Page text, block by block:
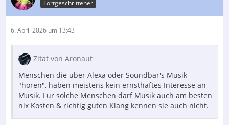
Fortgeschrittener
6. April 2026 um 13:43
Zitat von Aronaut
Menschen die über Alexa oder Soundbar's Musik
"hören", haben meistens kein ernsthaftes Interesse an
Musik. Für solche Menschen darf Musik auch am besten
nix Kosten & richtig guten Klang kennen sie auch nicht.